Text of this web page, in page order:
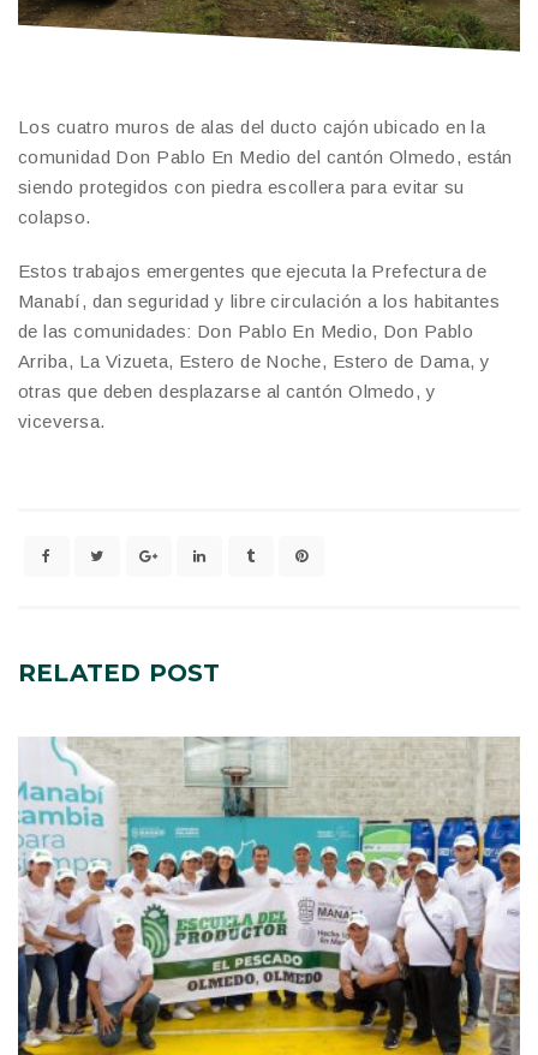
Los cuatro muros de alas del ducto cajón ubicado en la
comunidad Don Pablo En Medio del cantón Olmedo, están
siendo protegidos con piedra escollera para evitar su
colapso.
Estos trabajos emergentes que ejecuta la Prefectura de
Manabí, dan seguridad y libre circulación a los habitantes
de las comunidades: Don Pablo En Medio, Don Pablo
Arriba, La Vizueta, Estero de Noche, Estero de Dama, y
otras que deben desplazarse al cantón Olmedo, y
viceversa.
RELATED POST